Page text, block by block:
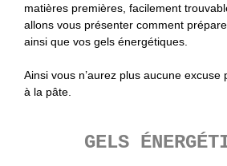
matières premières, facilement
allons vous présenter comment
ainsi que vos gels énergétiques.
Ainsi vous n’aurez plus aucune
à la pâte.
GELS